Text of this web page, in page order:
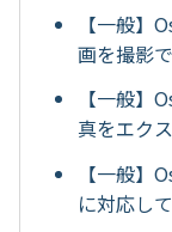
【一般】
画を撮影
【一般】
真をエク
【一般】
に対応し